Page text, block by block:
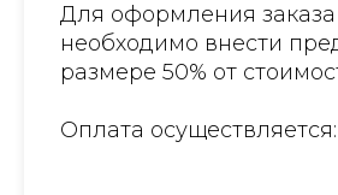
Для оформления заказа
необходимо внести
размере 50% от
Оплата осуществляется: